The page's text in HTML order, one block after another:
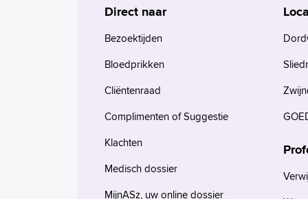
Direct naar
Bezoektijden
Bloedprikken
Cliëntenraad
Complimenten of Suggestie
Klachten
Medisch dossier
MijnASz, uw online dossier